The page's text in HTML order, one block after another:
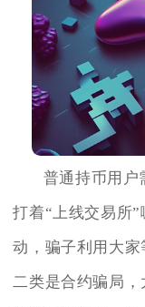
普通持币用户
打着“上线交易所
动，骗子利用大
二类是合约骗局